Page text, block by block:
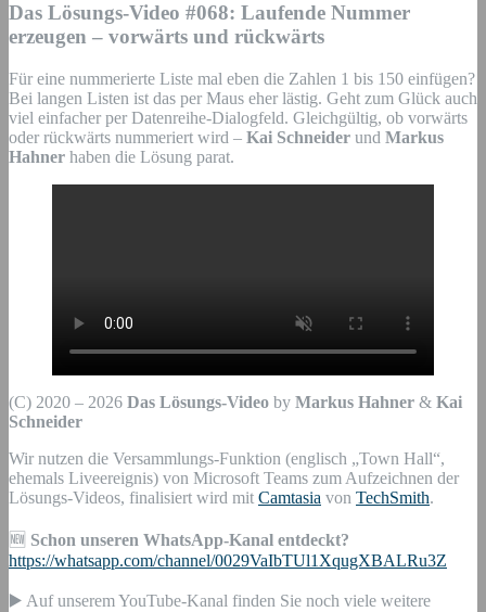
Das Lösungs-Video #068: Laufende Nummer
erzeugen – vorwärts und rückwärts
Für eine nummerierte Liste mal eben die Zahlen 1 bis 150 einfügen?
Bei langen Listen ist das per Maus eher lästig. Geht zum Glück auch
viel einfacher per Datenreihe-Dialogfeld. Gleichgültig, ob vorwärts
oder rückwärts nummeriert wird – Kai Schneider und Markus
Hahner haben die Lösung parat.
(C) 2020 – 2026 Das Lösungs-Video by Markus Hahner & Kai
Schneider
Wir nutzen die Versammlungs-Funktion (englisch „Town Hall“,
ehemals Liveereignis) von Microsoft Teams zum Aufzeichnen der
Lösungs-Videos, finalisiert wird mit Camtasia von TechSmith.
🆕 Schon unseren WhatsApp-Kanal entdeckt?
https://whatsapp.com/channel/0029VaIbTUl1XqugXBALRu3Z
▶️ Auf unserem YouTube-Kanal finden Sie noch viele weitere